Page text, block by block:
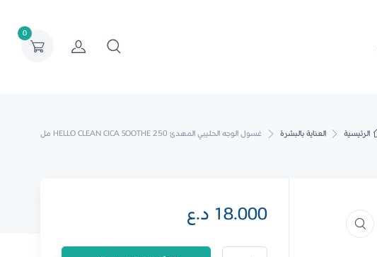
0
الرئيسية العناية بالبشرة غسول الوجه الحليبي المهدئ HELLO CLEAN CICA SOOTHE 250 مل
18.000 د.ع
كمية غسول الوجه الحليبي المهدئ HELLO CLEAN CICA SOOTHE 250 مل